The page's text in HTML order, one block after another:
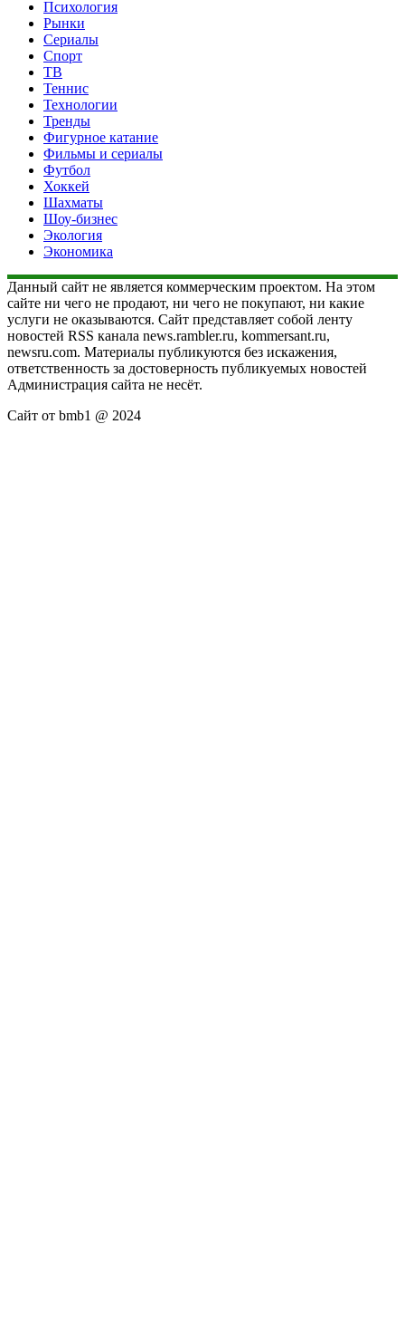
Психология
Рынки
Сериалы
Спорт
ТВ
Теннис
Технологии
Тренды
Фигурное катание
Фильмы и сериалы
Футбол
Хоккей
Шахматы
Шоу-бизнес
Экология
Экономика
Данный сайт не является коммерческим проектом. На этом
сайте ни чего не продают, ни чего не покупают, ни какие
услуги не оказываются. Сайт представляет собой ленту
новостей RSS канала news.rambler.ru, kommersant.ru,
newsru.com. Материалы публикуются без искажения,
ответственность за достоверность публикуемых новостей
Администрация сайта не несёт.
Сайт от bmb1 @ 2024